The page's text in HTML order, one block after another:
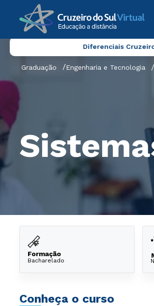
Diferenciais
Graduação Engenharia e Tecnologia
Formação
Bacharelado
Conheça o curso